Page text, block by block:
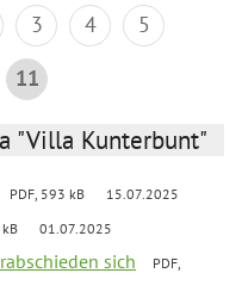
3 4
5
11
"Villa Kunterbunt"
PDF, 593 kB 15.07.2025
kB 01.07.2025
sich
PDF,